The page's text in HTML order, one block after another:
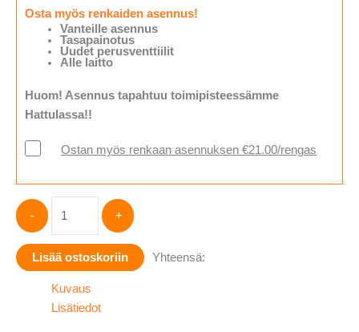
Osta myös renkaiden asennus!
Vanteille asennus
Tasapainotus
Uudet perusventtiilit
Alle laitto
Huom! Asennus tapahtuu toimipisteessämme
Hattulassa!!
Ostan myös renkaan asennuksen €21.00/rengas
-
7
A/T
White
Letters
+
Lisää ostoskoriin Yhteensä:
Kuvaus
Lisätiedot